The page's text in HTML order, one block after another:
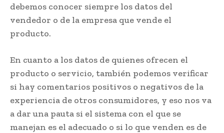
debemos conocer siempre los datos del
vendedor o de la empresa que vende el
producto.
En cuanto a los datos de quienes ofrecen el
producto o servicio, también podemos verificar
si hay comentarios positivos o negativos de la
experiencia de otros consumidores, y eso nos va
a dar una pauta si el sistema con el que se
manejan es el adecuado o si lo que venden es de